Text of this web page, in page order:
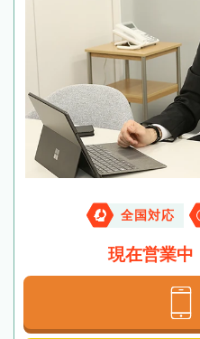
全国対応
現在営業中